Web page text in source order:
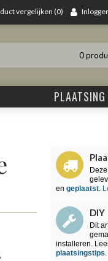
vergelijken (0)
0
PLAATSING
en geplaatst.
DIY
Dit
installeren.
plaatsingstips.